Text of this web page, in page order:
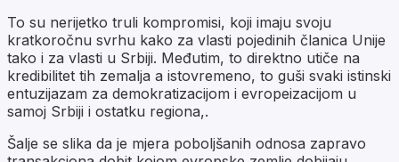
To su nerijetko truli kompromisi, koji imaju svoju
kratkoročnu svrhu kako za vlasti pojedinih članica Unije
tako i za vlasti u Srbiji. Međutim, to direktno utiče na
kredibilitet tih zemalja a istovremeno, to guši svaki istinski
entuzijazam za demokratizacijom i evropeizacijom u
samoj Srbiji i ostatku regiona,.
Šalje se slika da je mjera poboljšanih odnosa zapravo